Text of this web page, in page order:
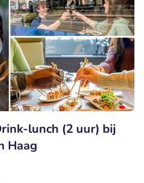
lunch (2 uur) bij
Haag